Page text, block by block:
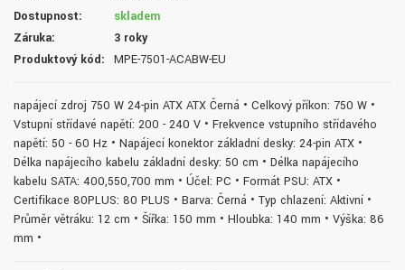
Dostupnost:
skladem
Záruka:
3 roky
Produktový kód:
MPE-7501-ACABW-EU
napájecí zdroj 750 W 24-pin ATX ATX Černá • Celkový příkon: 750 W •
Vstupní střídavé napětí: 200 - 240 V • Frekvence vstupního střídavého
napětí: 50 - 60 Hz • Napájecí konektor základní desky: 24-pin ATX •
Délka napájecího kabelu základní desky: 50 cm • Délka napájecího
kabelu SATA: 400,550,700 mm • Účel: PC • Formát PSU: ATX •
Certifikace 80PLUS: 80 PLUS • Barva: Černá • Typ chlazení: Aktivní •
Průměr větráku: 12 cm • Šířka: 150 mm • Hloubka: 140 mm • Výška: 86
mm •